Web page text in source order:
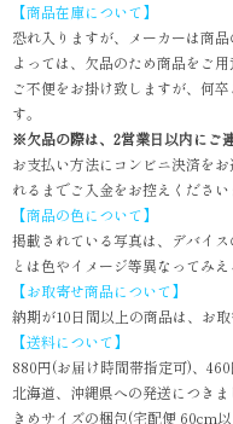
【商品在庫について】
恐れ入りますが、メーカーは商
よっては、欠品のため商品をご
ご不便をお掛け致しますが、何
す。
※欠品の際は、2営業日以内にご
お支払い方法にコンビニ決済を
れるまでご入金をお控えください
【商品の色について】
掲載されている写真は、デバイ
とは色やイメージ等異なってみえ
【お取寄せ商品について】
納期が10日間以上の商品は、お取
【送料について】
880円(お届け時間帯指定可)、
北海道、沖縄県への発送につき
きめサイズの梱包(宅配便 60cm